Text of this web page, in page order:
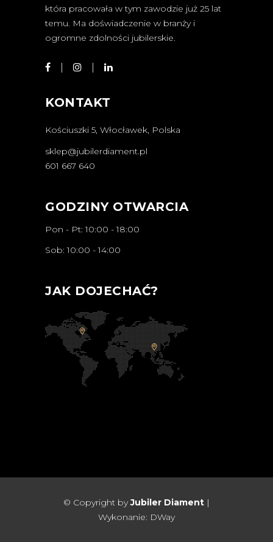
która pracowała w tym zawodzie już 25 lat
temu. Ma doświadczenie w branży i
ogromne zdolności jubilerskie.
KONTAKT
Kościuszki 5, Włocławek, Polska
sklep@jubilerdiament.pl
601 667 640
GODZINY OTWARCIA
Pon - Pt: 10:00 - 18:00
Sob: 10:00 - 14:00
JAK DOJECHAĆ?
© Copyright byJubiler Diament |
Wykonanie: DWay